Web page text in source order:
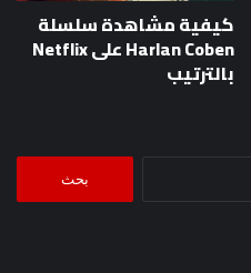
كيفية مشاهدة سلسلة
Harlan Coben على Netflix
بالترتيب